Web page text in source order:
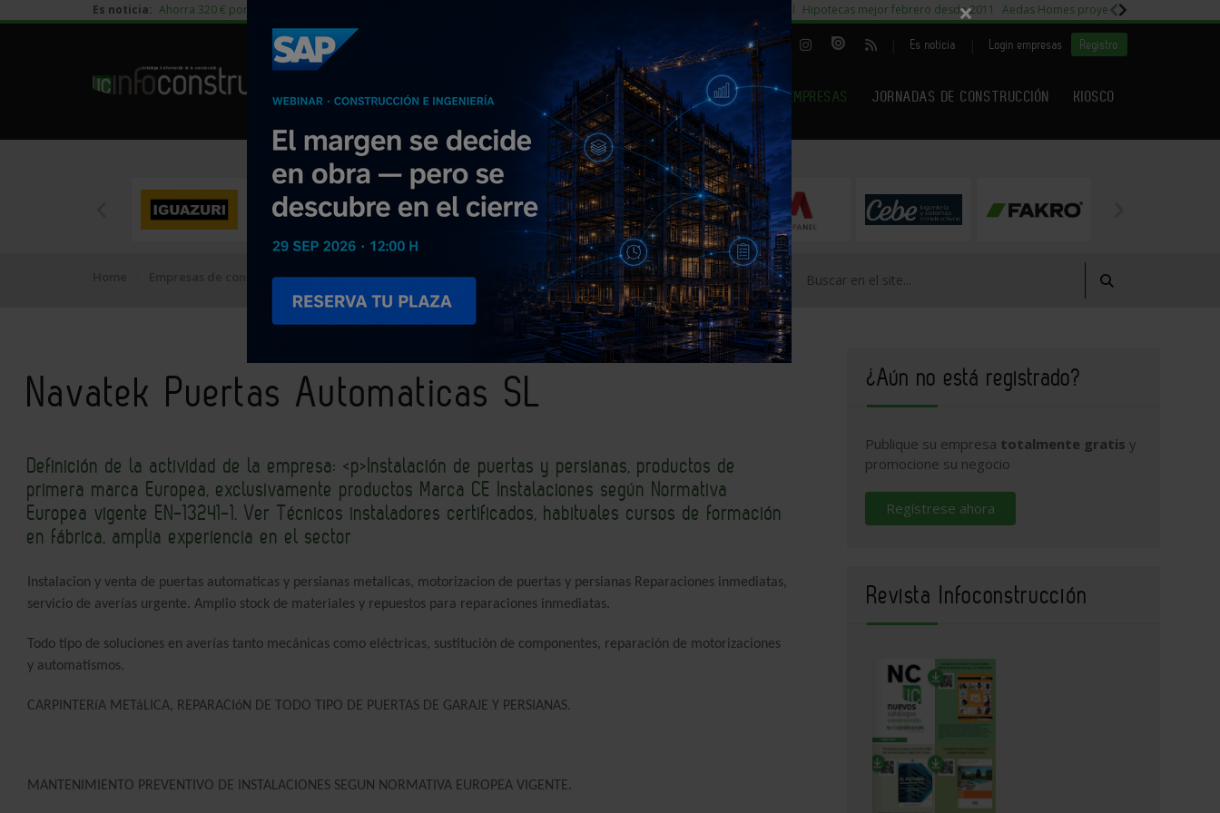
Es noticia: Ahorra 320 € por vivienda en edificación residencial 29% cambiar al alquiler temporal Hipotecas mejor febrero desde 2011 Aedas Homes proyecto Fiora
| Es noticia Login empresas Registro
NOTICIAS PRODUCTOS AGENDA ARTÍCULOS EMPRESAS JORNADAS DE CONSTRUCCIÓN KIOSCO
EMPRESAS PREMIUM
Empresas de construcción Navatek Puertas Automaticas SL
Navatek Puertas Automaticas SL
Definición de la actividad de la empresa: <p>Instalación de puertas y persianas, productos de
primera marca Europea, exclusivamente productos Marca CE Instalaciones según Normativa
Europea vigente EN-13241-1. Ver Técnicos instaladores certificados, habituales cursos de formación
en fábrica, amplia experiencia en el sector
Instalacion y venta de puertas automaticas y persianas metalicas, motorizacion de puertas y persianas Reparaciones inmediatas,
servicio de averías urgente. Amplio stock de materiales y repuestos para reparaciones inmediatas.
Todo tipo de soluciones en averías tanto mecánicas como eléctricas, sustitución de componentes, reparación de motorizaciones
y automatismos.
CARPINTERíA METáLICA, REPARACIóN DE TODO TIPO DE PUERTAS DE GARAJE Y PERSIANAS.
MANTENIMIENTO PREVENTIVO DE INSTALACIONES SEGUN NORMATIVA EUROPEA VIGENTE.
¿Aún no está registrado?
Publique su empresa totalmente gratis y
promocione su negocio
Regístrese ahora
Revista Infoconstrucción
×